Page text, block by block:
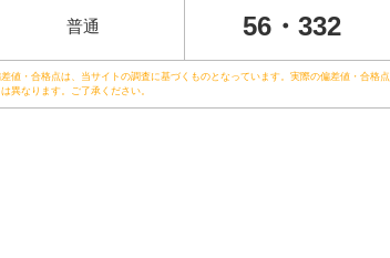
普通 56・332
値・合格点は、当サイトの調査に基づくものとなっています。実際の偏差値・合格点
は異なります。ご了承ください。